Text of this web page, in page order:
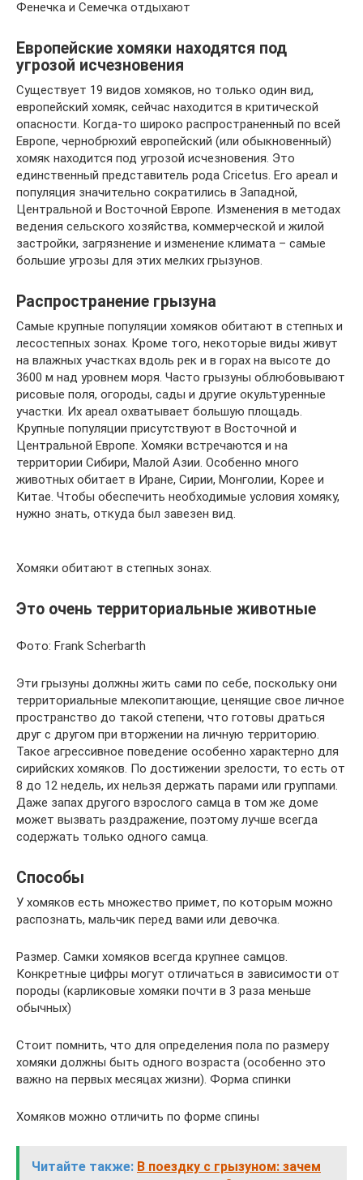
Фенечка и Семечка отдыхают
Европейские хомяки находятся под
угрозой исчезновения
Существует 19 видов хомяков, но только один вид,
европейский хомяк, сейчас находится в критической
опасности. Когда-то широко распространенный по всей
Европе, чернобрюхий европейский (или обыкновенный)
хомяк находится под угрозой исчезновения. Это
единственный представитель рода Cricetus. Его ареал и
популяция значительно сократились в Западной,
Центральной и Восточной Европе. Изменения в методах
ведения сельского хозяйства, коммерческой и жилой
застройки, загрязнение и изменение климата – самые
большие угрозы для этих мелких грызунов.
Распространение грызуна
Самые крупные популяции хомяков обитают в степных и
лесостепных зонах. Кроме того, некоторые виды живут
на влажных участках вдоль рек и в горах на высоте до
3600 м над уровнем моря. Часто грызуны облюбовывают
рисовые поля, огороды, сады и другие окультуренные
участки. Их ареал охватывает большую площадь.
Крупные популяции присутствуют в Восточной и
Центральной Европе. Хомяки встречаются и на
территории Сибири, Малой Азии. Особенно много
животных обитает в Иране, Сирии, Монголии, Корее и
Китае. Чтобы обеспечить необходимые условия хомяку,
нужно знать, откуда был завезен вид.
Хомяки обитают в степных зонах.
Это очень территориальные животные
Фото: Frank Scherbarth
Эти грызуны должны жить сами по себе, поскольку они
территориальные млекопитающие, ценящие свое личное
пространство до такой степени, что готовы драться
друг с другом при вторжении на личную территорию.
Такое агрессивное поведение особенно характерно для
сирийских хомяков. По достижении зрелости, то есть от
8 до 12 недель, их нельзя держать парами или группами.
Даже запах другого взрослого самца в том же доме
может вызвать раздражение, поэтому лучше всегда
содержать только одного самца.
Способы
У хомяков есть множество примет, по которым можно
распознать, мальчик перед вами или девочка.
Размер. Самки хомяков всегда крупнее самцов.
Конкретные цифры могут отличаться в зависимости от
породы (карликовые хомяки почти в 3 раза меньше
обычных)
Стоит помнить, что для определения пола по размеру
хомяки должны быть одного возраста (особенно это
важно на первых месяцах жизни). Форма спинки
Хомяков можно отличить по форме спины
Читайте также: В поездку с грызуном: зачем